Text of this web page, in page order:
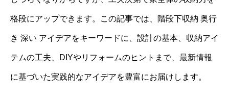
格段にアップできます。この記事では、階段下収納 奥行
き 深い アイデアをキーワードに、設計の基本、収納アイ
テムの工夫、DIYやリフォームのヒントまで、最新情報
に基づいた実践的なアイデアを豊富にお届けします。